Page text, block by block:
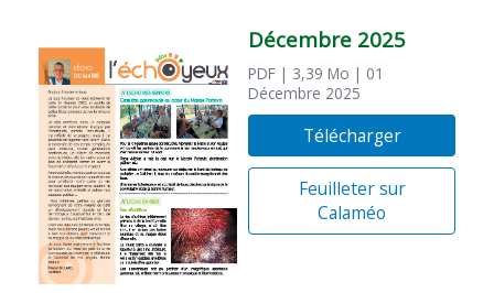
Décembre 2025
PDF | 3,39 Mo | 01
Décembre 2025
Télécharger
Feuilleter sur
Calaméo